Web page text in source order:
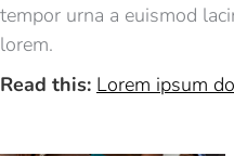
tempor urna a euismod
lorem.
Read this: Lorem ipsum